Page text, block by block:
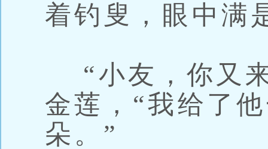
着钓叟，眼中满
“小友，你又
金莲，“我给了
朵。”